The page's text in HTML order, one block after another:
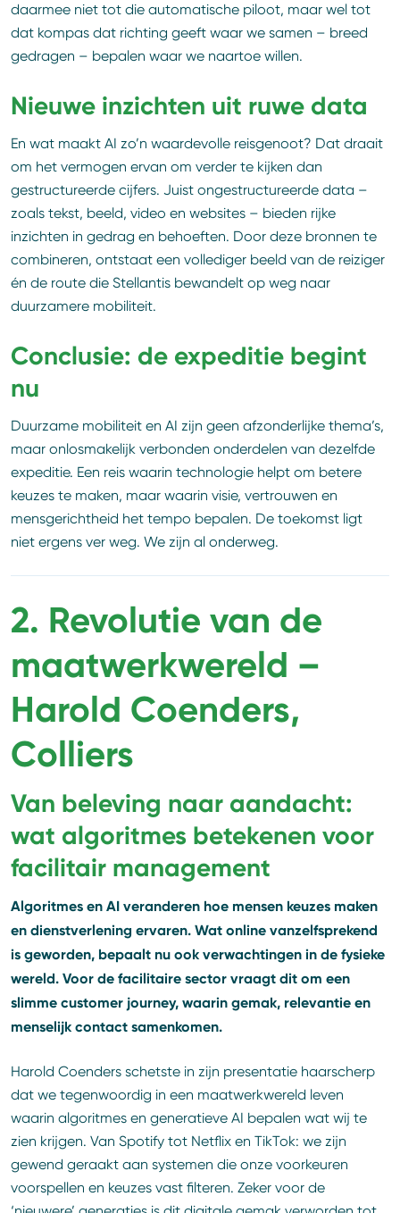
daarmee niet tot die automatische piloot, maar wel tot
dat kompas dat richting geeft waar we samen – breed
gedragen – bepalen waar we naartoe willen.
Nieuwe inzichten uit ruwe data
En wat maakt AI zo’n waardevolle reisgenoot? Dat draait
om het vermogen ervan om verder te kijken dan
gestructureerde cijfers. Juist ongestructureerde data –
zoals tekst, beeld, video en websites – bieden rijke
inzichten in gedrag en behoeften. Door deze bronnen te
combineren, ontstaat een vollediger beeld van de reiziger
én de route die Stellantis bewandelt op weg naar
duurzamere mobiliteit.
Conclusie: de expeditie begint
nu
Duurzame mobiliteit en AI zijn geen afzonderlijke thema’s,
maar onlosmakelijk verbonden onderdelen van dezelfde
expeditie. Een reis waarin technologie helpt om betere
keuzes te maken, maar waarin visie, vertrouwen en
mensgerichtheid het tempo bepalen. De toekomst ligt
niet ergens ver weg. We zijn al onderweg.
2. Revolutie van de
maatwerkwereld –
Harold Coenders,
Colliers
Van beleving naar aandacht:
wat algoritmes betekenen voor
facilitair management
Algoritmes en AI veranderen hoe mensen keuzes maken
en dienstverlening ervaren. Wat online vanzelfsprekend
is geworden, bepaalt nu ook verwachtingen in de fysieke
wereld. Voor de facilitaire sector vraagt dit om een
slimme customer journey, waarin gemak, relevantie en
menselijk contact samenkomen.
Harold Coenders schetste in zijn presentatie haarscherp
dat we tegenwoordig in een maatwerkwereld leven
waarin algoritmes en generatieve AI bepalen wat wij te
zien krijgen. Van Spotify tot Netflix en TikTok: we zijn
gewend geraakt aan systemen die onze voorkeuren
voorspellen en keuzes vast filteren. Zeker voor de